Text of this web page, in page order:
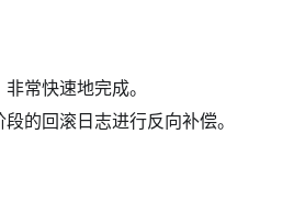
常快速地完成。
的回滚日志进行反向补偿。